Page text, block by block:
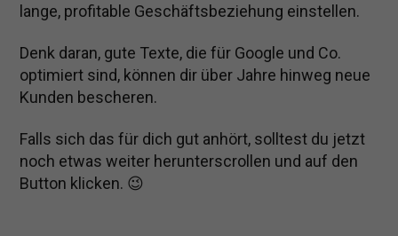
lange, profitable Geschäftsbeziehung einstellen.
Denk daran, gute Texte, die für Google und Co.
optimiert sind, können dir über Jahre hinweg neue
Kunden bescheren.
Falls sich das für dich gut anhört, solltest du jetzt
noch etwas weiter herunterscrollen und auf den
Button klicken. 😉